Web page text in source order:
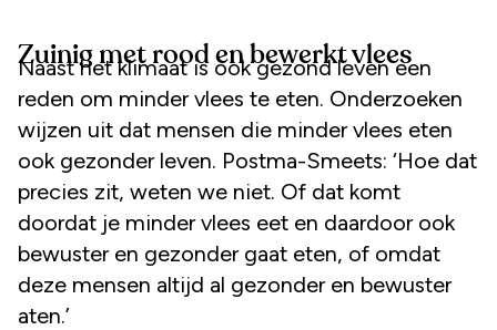
Zuinig met rood en bewerkt vlees
Naast het klimaat is ook gezond leven een
reden om minder vlees te eten. Onderzoeken
wijzen uit dat mensen die minder vlees eten
ook gezonder leven. Postma-Smeets: ‘Hoe dat
precies zit, weten we niet. Of dat komt
doordat je minder vlees eet en daardoor ook
bewuster en gezonder gaat eten, of omdat
deze mensen altijd al gezonder en bewuster
aten.’